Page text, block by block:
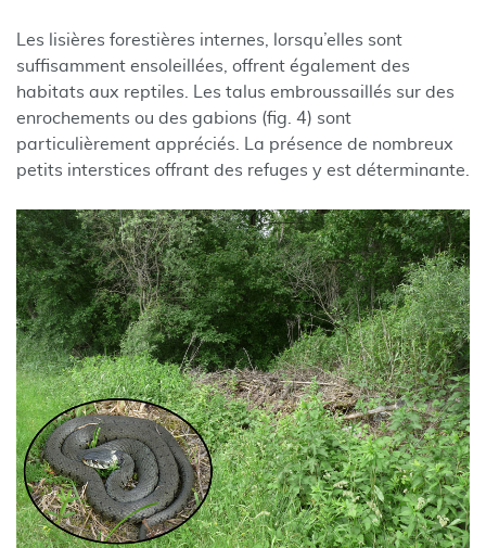
Les lisières forestières internes, lorsqu’elles sont
suffisamment ensoleillées, offrent également des
habitats aux reptiles. Les talus embroussaillés sur des
enrochements ou des gabions (fig. 4) sont
particulièrement appréciés. La présence de nombreux
petits interstices offrant des refuges y est déterminante.